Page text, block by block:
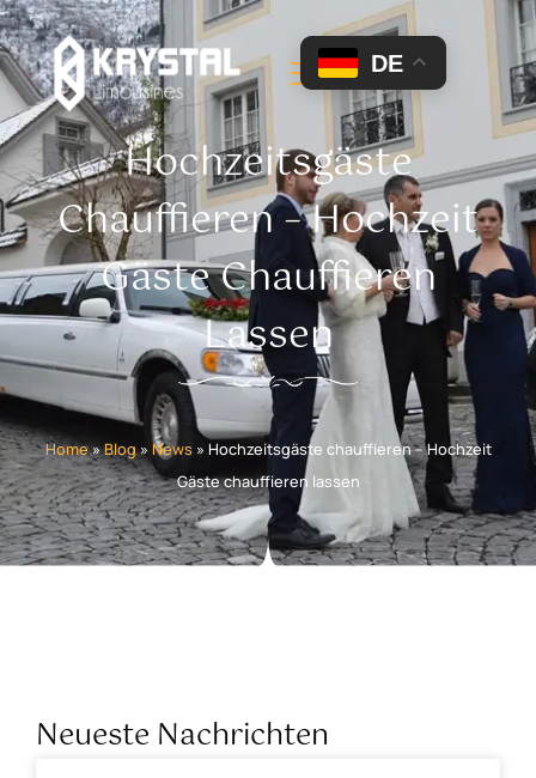
Hochzeitsgäste
Chauffieren – Hochzeit
Gäste Chauffieren
Lassen
Home»Blog» News» Hochzeitsgäste chauffieren – Hochzeit
Gäste chauffieren lassen
Neueste Nachrichten
DE